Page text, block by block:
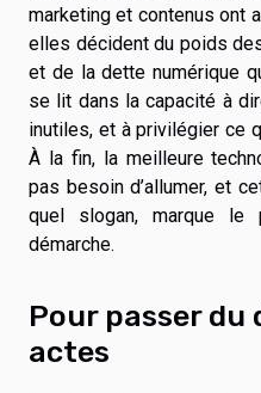
marketing et contenus ont
elles décident du poids
et de la dette numérique
se lit dans la capacité à
inutiles, et à privilégier ce
À la fin, la meilleure
pas besoin d’allumer, et
quel slogan, marque
démarche.
Pour passer du
actes